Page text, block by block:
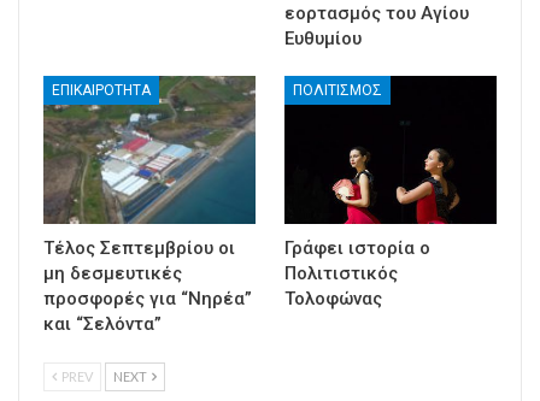
εορτασμός του Αγίου
Ευθυμίου
ΕΠΙΚΑΙΡΟΤΗΤΑ
Τέλος Σεπτεμβρίου οι
μη δεσμευτικές
προσφορές για “Νηρέα”
και “Σελόντα”
ΠΟΛΙΤΙΣΜΟΣ
Γράφει ιστορία ο
Πολιτιστικός
Τολοφώνας
PREV NEXT